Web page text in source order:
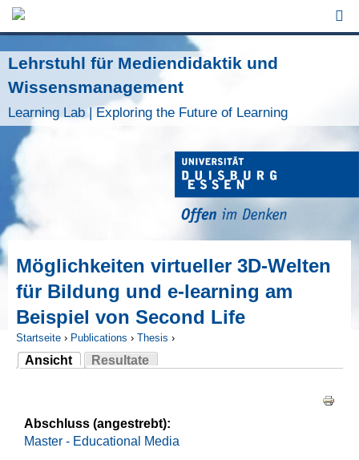
Jump to Navigation
Lehrstuhl für Mediendidaktik und
Wissensmanagement
Learning Lab | Exploring the Future of Learning
Möglichkeiten virtueller 3D-Welten
für Bildung und e-learning am
Beispiel von Second Life
Sie sind hier
Startseite › Publications › Thesis ›
Ansicht
(aktiver Reiter)
Resultate
Abschluss (angestrebt):
Master - Educational Media